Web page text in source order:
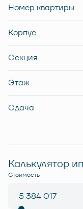
Номер квартиры
Корпус
Секция
Этаж
Сдача
Калькулятор
Стоимость